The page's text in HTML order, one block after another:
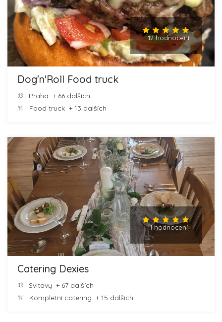
12 hodnocení
Dog'n'Roll Food truck
Praha + 66 dalších
Food truck + 13 dalších
1 hodnocení
Catering Dexies
Svitavy + 67 dalších
Kompletní catering + 15 dalších